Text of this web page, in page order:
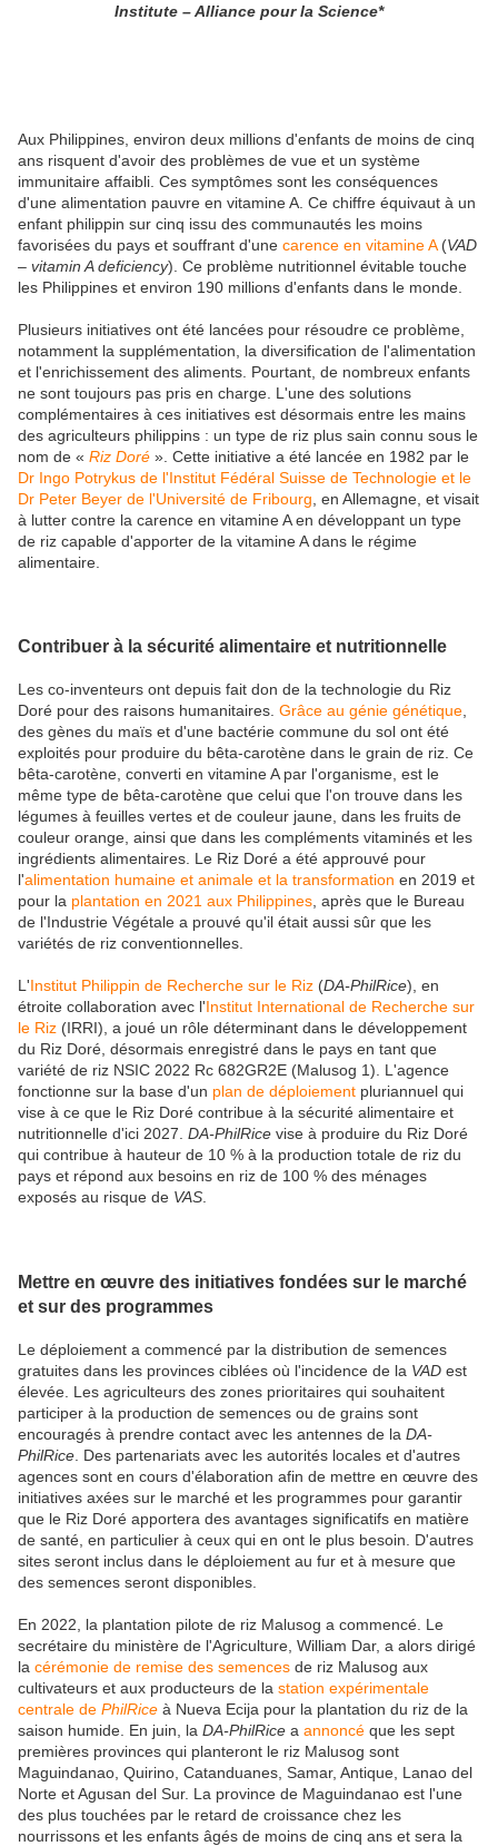
Institute – Alliance pour la Science*
Aux Philippines, environ deux millions d'enfants de moins de cinq
ans risquent d'avoir des problèmes de vue et un système
immunitaire affaibli. Ces symptômes sont les conséquences
d'une alimentation pauvre en vitamine A. Ce chiffre équivaut à un
enfant philippin sur cinq issu des communautés les moins
favorisées du pays et souffrant d'une carence en vitamine A(VAD
– vitamin A deficiency). Ce problème nutritionnel évitable touche
les Philippines et environ 190 millions d'enfants dans le monde.
Plusieurs initiatives ont été lancées pour résoudre ce problème,
notamment la supplémentation, la diversification de l'alimentation
et l'enrichissement des aliments. Pourtant, de nombreux enfants
ne sont toujours pas pris en charge. L'une des solutions
complémentaires à ces initiatives est désormais entre les mains
des agriculteurs philippins : un type de riz plus sain connu sous le
nom de « Riz Doré ». Cette initiative a été lancée en 1982 par le
Dr Ingo Potrykus de l'Institut Fédéral Suisse de Technologie et le
Dr Peter Beyer de l'Université de Fribourg , en Allemagne, et visait
à lutter contre la carence en vitamine A en développant un type
de riz capable d'apporter de la vitamine A dans le régime
alimentaire.
Contribuer à la sécurité alimentaire et nutritionnelle
Les co-inventeurs ont depuis fait don de la technologie du Riz
Doré pour des raisons humanitaires. Grâce au génie génétique,
des gènes du maïs et d'une bactérie commune du sol ont été
exploités pour produire du bêta-carotène dans le grain de riz. Ce
bêta-carotène, converti en vitamine A par l'organisme, est le
même type de bêta-carotène que celui que l'on trouve dans les
légumes à feuilles vertes et de couleur jaune, dans les fruits de
couleur orange, ainsi que dans les compléments vitaminés et les
ingrédients alimentaires. Le Riz Doré a été approuvé pour
l'alimentation humaine et animale et la transformation en 2019 et
pour la plantation en 2021 aux Philippines, après que le Bureau
de l'Industrie Végétale a prouvé qu'il était aussi sûr que les
variétés de riz conventionnelles.
L'Institut Philippin de Recherche sur le Riz (DA-PhilRice), en
étroite collaboration avec l'Institut International de Recherche sur
le Riz (IRRI), a joué un rôle déterminant dans le développement
du Riz Doré, désormais enregistré dans le pays en tant que
variété de riz NSIC 2022 Rc 682GR2E (Malusog 1). L'agence
fonctionne sur la base d'un plan de déploiement pluriannuel qui
vise à ce que le Riz Doré contribue à la sécurité alimentaire et
nutritionnelle d'ici 2027. DA-PhilRice vise à produire du Riz Doré
qui contribue à hauteur de 10 % à la production totale de riz du
pays et répond aux besoins en riz de 100 % des ménages
exposés au risque de VAS.
Mettre en œuvre des initiatives fondées sur le marché
et sur des programmes
Le déploiement a commencé par la distribution de semences
gratuites dans les provinces ciblées où l'incidence de la VAD est
élevée. Les agriculteurs des zones prioritaires qui souhaitent
participer à la production de semences ou de grains sont
encouragés à prendre contact avec les antennes de la DA-
PhilRice . Des partenariats avec les autorités locales et d'autres
agences sont en cours d'élaboration afin de mettre en œuvre des
initiatives axées sur le marché et les programmes pour garantir
que le Riz Doré apportera des avantages significatifs en matière
de santé, en particulier à ceux qui en ont le plus besoin. D'autres
sites seront inclus dans le déploiement au fur et à mesure que
des semences seront disponibles.
En 2022, la plantation pilote de riz Malusog a commencé. Le
secrétaire du ministère de l'Agriculture, William Dar, a alors dirigé
la cérémonie de remise des semences de riz Malusog aux
cultivateurs et aux producteurs de la station expérimentale
centrale de PhilRice à Nueva Ecija pour la plantation du riz de la
saison humide. En juin, la DA-PhilRice a annoncé que les sept
premières provinces qui planteront le riz Malusog sont
Maguindanao, Quirino, Catanduanes, Samar, Antique, Lanao del
Norte et Agusan del Sur. La province de Maguindanao est l'une
des plus touchées par le retard de croissance chez les
nourrissons et les enfants âgés de moins de cinq ans et sera la